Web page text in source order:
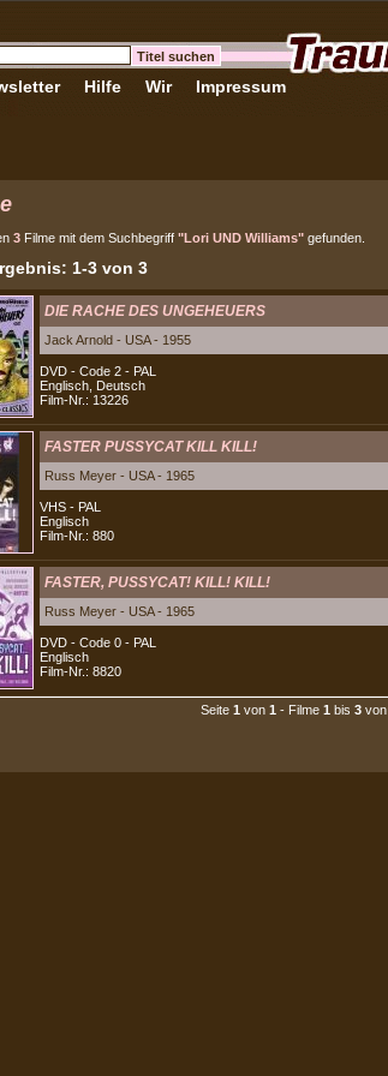
Hilfe Wir Impressum
3 Filme mit dem Suchbegriff "Lori UND Williams" gefunden.
1-3 von 3
DIE RACHE DES UNGEHEUERS
Jack Arnold - USA - 1955
DVD - Code 2 - PAL
Englisch, Deutsch
Film-Nr.: 13226
FASTER PUSSYCAT KILL KILL!
Russ Meyer - USA - 1965
VHS - PAL
Englisch
Film-Nr.: 880
FASTER, PUSSYCAT! KILL! KILL!
Russ Meyer - USA - 1965
DVD - Code 0 - PAL
Englisch
Film-Nr.: 8820
Seite 1 von 1 - Filme 1 bis 3von